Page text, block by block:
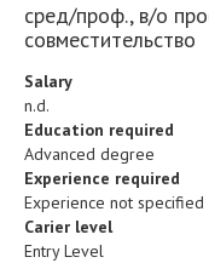
сред/проф., в/о
совместительство
Salary
n.d.
Education required
Advanced degree
Experience required
Experience not specified
Carier level
Entry Level